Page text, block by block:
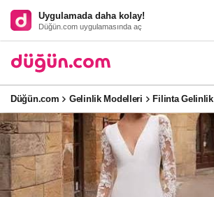
Uygulamada daha kolay!
Düğün.com uygulamasında aç
Düğün.com Gelinlik Modelleri Filinta Gelinlik